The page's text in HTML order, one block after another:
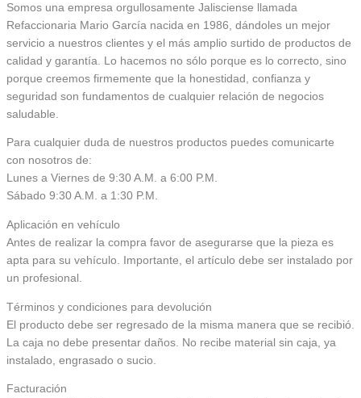
Somos una empresa orgullosamente Jalisciense llamada
Refaccionaria Mario García nacida en 1986, dándoles un mejor
servicio a nuestros clientes y el más amplio surtido de productos de
calidad y garantía. Lo hacemos no sólo porque es lo correcto, sino
porque creemos firmemente que la honestidad, confianza y
seguridad son fundamentos de cualquier relación de negocios
saludable.
Para cualquier duda de nuestros productos puedes comunicarte
con nosotros de:
Lunes a Viernes de 9:30 A.M. a 6:00 P.M.
Sábado 9:30 A.M. a 1:30 P.M.
Aplicación en vehículo
Antes de realizar la compra favor de asegurarse que la pieza es
apta para su vehículo. Importante, el artículo debe ser instalado por
un profesional.
Términos y condiciones para devolución
El producto debe ser regresado de la misma manera que se recibió.
La caja no debe presentar daños. No recibe material sin caja, ya
instalado, engrasado o sucio.
Facturación